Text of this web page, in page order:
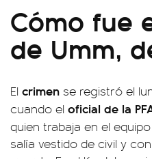
Cómo fue
de Umm,
El crimen se registró el
cuando el oficial de la
quien trabaja en el
salía vestido de civil y